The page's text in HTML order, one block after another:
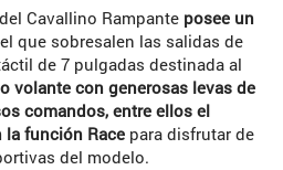
Cavallino Rampante posee un
que sobresalen las salidas de
de 7 pulgadas destinada al
volante con generosas levas de
comandos, entre ellos el
la función Race para disfrutar de
del modelo.